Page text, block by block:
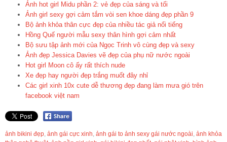
Ảnh hot girl Midu phần 2: vẻ đẹp của sáng và tối
Ảnh girl sexy gợi cảm tắm vòi sen khoe dáng đẹp phần 9
Bộ ảnh khỏa thân cực đẹp của nhiều tác giả nổi tiếng
Hồng Quế người mẫu sexy thân hình gợi cảm nhất
Bộ sưu tập ảnh mới của Ngọc Trinh vô cùng đẹp và sexy
Ảnh đẹp Jessica Davies vẽ đẹp của phụ nữ nước ngoài
Hot girl Moon cô ấy rất thích nude
Xe đẹp hay người đẹp trắng muốt đây nhỉ
Các girl xinh 10x cute dễ thương đẹp đang làm mưa gió trên
facebook việt nam
ảnh bikini đẹp, ảnh gái cực xinh, ảnh gái to ảnh sexy gái nước ngoài, ảnh khỏa